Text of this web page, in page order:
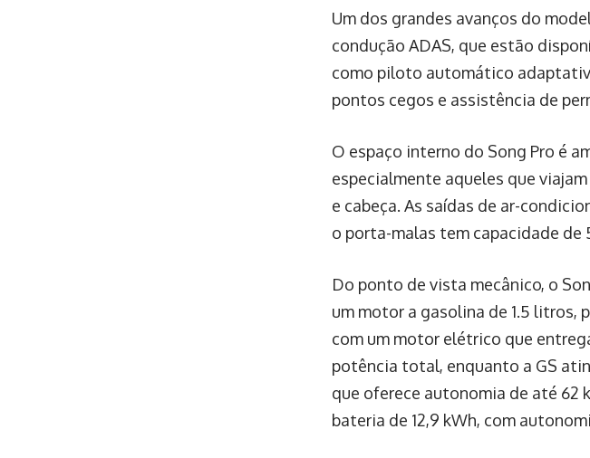
Um dos grandes avanços do
condução ADAS, que estão
como piloto automático
pontos cegos e assistência de
O espaço interno do Song Pro é
especialmente aqueles que
e cabeça. As saídas de ar-
o porta-malas tem capacidade
Do ponto de vista mecânico, o
um motor a gasolina de 1.5 litros,
com um motor elétrico que
potência total, enquanto a GS
que oferece autonomia de até 62
bateria de 12,9 kWh, com